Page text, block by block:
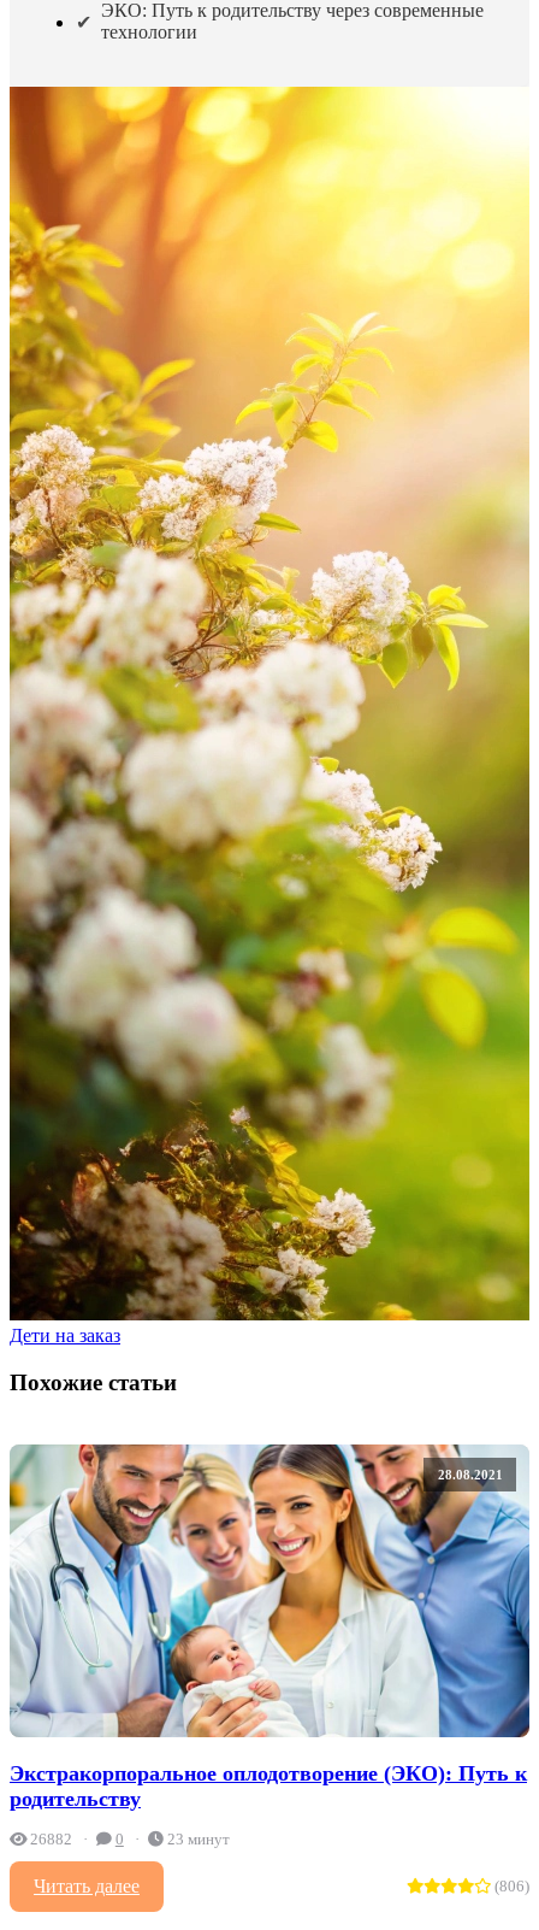
ЭКО: Путь к родительству через современные
технологии
Дети на заказ
Похожие статьи
28.08.2021
Экстракорпоральное оплодотворение (ЭКО): Путь к
родительству
26882 0 23 минут
Читать далее (806)